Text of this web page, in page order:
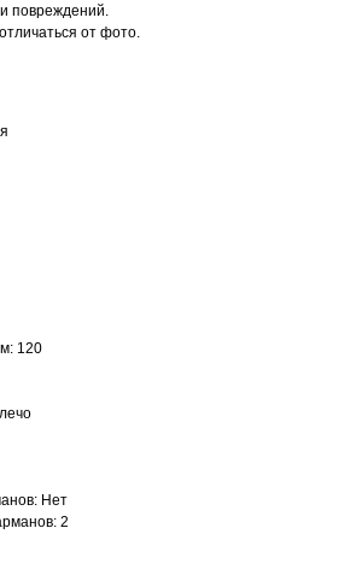
повреждений.
от фото.
120
Нет
2